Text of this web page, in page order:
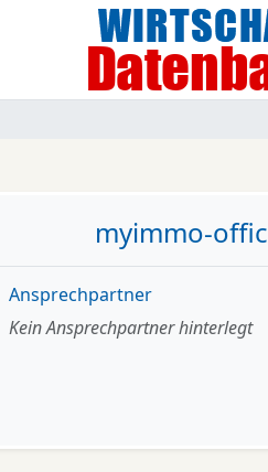
myimmo-
Ansprechpartner
Kein Ansprechpartner hinterlegt